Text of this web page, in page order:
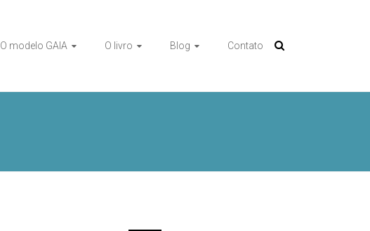
O modelo GAIA O livro Blog Contato